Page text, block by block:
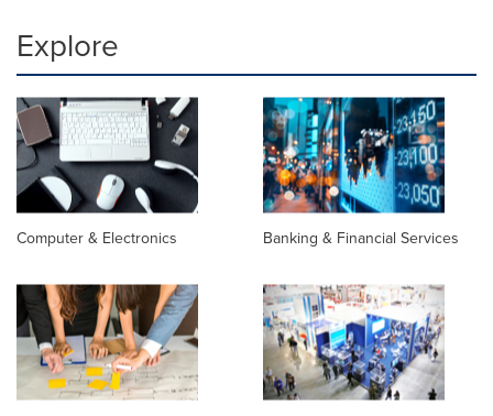
Explore
Computer & Electronics Banking & Financial Services